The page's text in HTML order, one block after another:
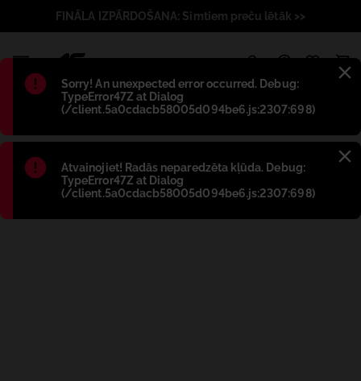
Błąd:
Sorry! An unexpected error occurred. Debug:
TypeError47Z at Dialog
(/client.5a0cdacb58005d094be6.js:2307:698)
Błąd:
Atvainojiet! Radās neparedzēta kļūda. Debug:
TypeError47Z at Dialog
(/client.5a0cdacb58005d094be6.js:2307:698)
FINĀLA IZPĀRDOŠANA: Simtiem preču lētāk >>